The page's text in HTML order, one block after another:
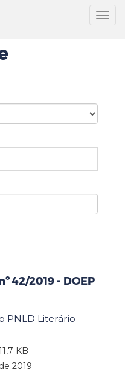
42/2019 - DOEP
PNLD Literário
KB
2019